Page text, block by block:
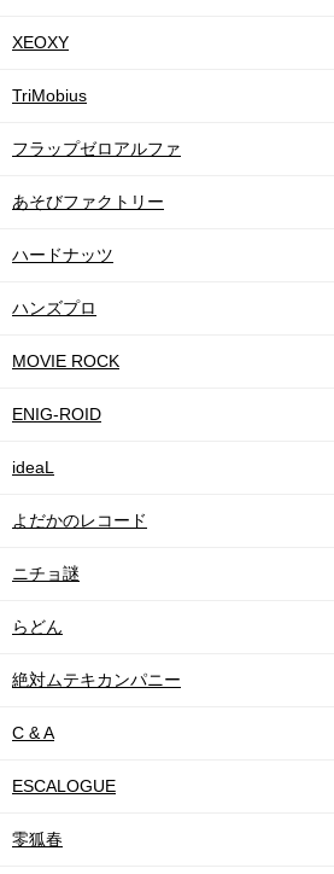
XEOXY
TriMobius
フラップゼロアルファ
あそびファクトリー
ハードナッツ
ハンズプロ
MOVIE ROCK
ENIG-ROID
ideaL
よだかのレコード
ニチョ謎
らどん
絶対ムテキカンパニー
C & A
ESCALOGUE
零狐春